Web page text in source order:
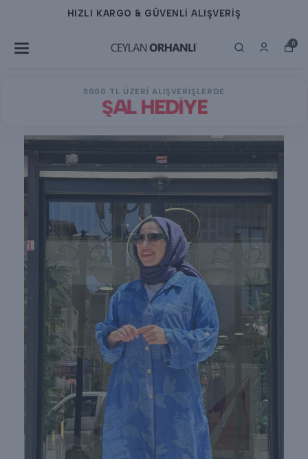
HIZLI KARGO & GÜVENLİ ALIŞVERİŞ
0
5000 TL ÜZERİ ALIŞVERİŞLERDE
ŞAL HEDİYE